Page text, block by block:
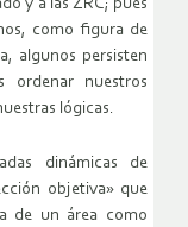
y a las ZRC; pues
como figura de
algunos persisten
ordenar nuestros
lógicas.
dinámicas de
objetiva» que
de un área como